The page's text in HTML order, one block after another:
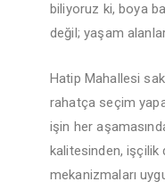
biliyoruz ki, boya
değil; yaşam
Hatip Mahallesi
rahatça seçim
işin her
kalitesinden, işçilik
mekanizmaları